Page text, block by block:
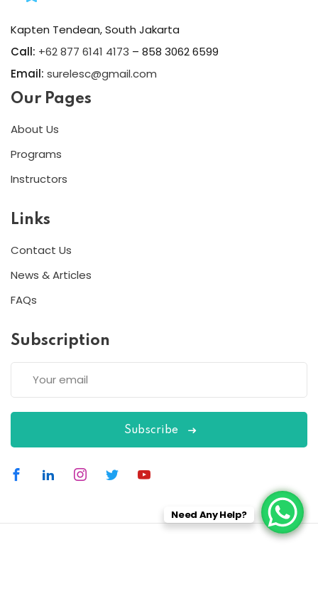
Kapten Tendean, South Jakarta
Call: +62 877 6141 4173 – 858 3062 6599
Email: surelesc@gmail.com
Our Pages
About Us
Programs
Instructors
Links
Contact Us
News & Articles
FAQs
Subscription
Subscribe
Need Any Help?